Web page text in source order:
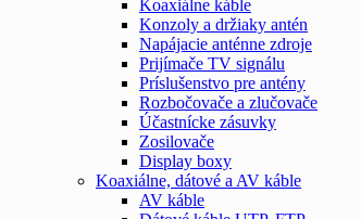
Koaxiálne káble
Konzoly a držiaky antén
Napájacie anténne zdroje
Prijímače TV signálu
Príslušenstvo pre antény
Rozbočovače a zlučovače
Účastnícke zásuvky
Zosilovače
Display boxy
Koaxiálne, dátové a AV káble
AV káble